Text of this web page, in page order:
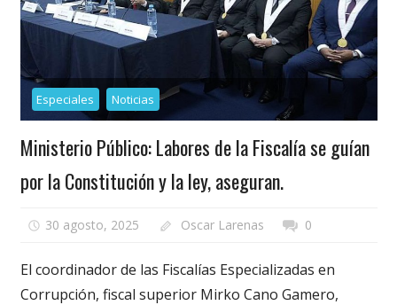
Especiales Noticias
Ministerio Público: Labores de la Fiscalía se guían
por la Constitución y la ley, aseguran.
30 agosto, 2025 Oscar Larenas 0
El coordinador de las Fiscalías Especializadas en
Corrupción, fiscal superior Mirko Cano Gamero,